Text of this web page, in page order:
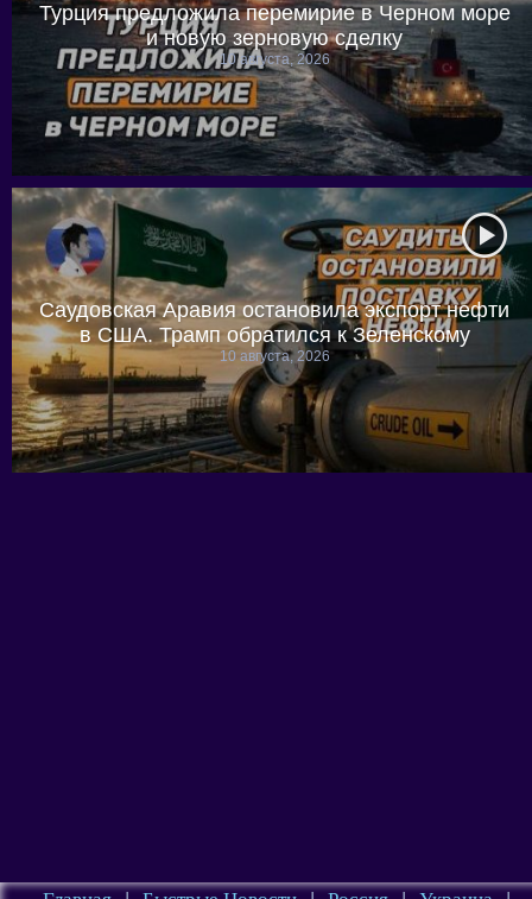
Турция предложила перемирие в Черном море
и новую зерновую сделку
10 августа, 2026
Саудовская Аравия остановила экспорт нефти
в США. Трамп обратился к Зеленскому
10 августа, 2026